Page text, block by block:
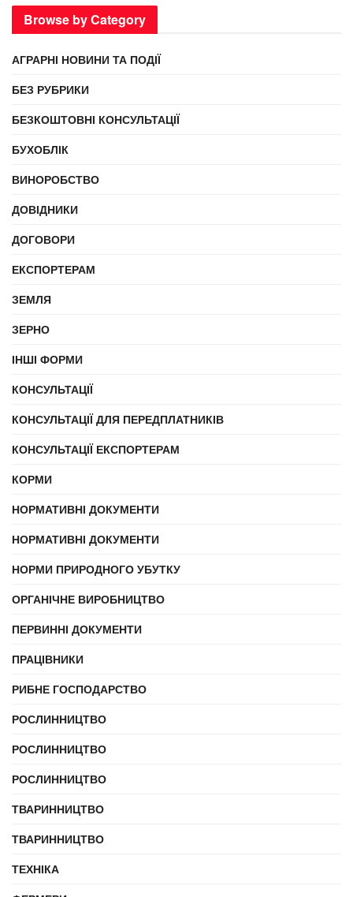
Browse by Category
АГРАРНІ НОВИНИ ТА ПОДІЇ
БЕЗ РУБРИКИ
БЕЗКОШТОВНІ КОНСУЛЬТАЦІЇ
БУХОБЛІК
ВИНОРОБСТВО
ДОВІДНИКИ
ДОГОВОРИ
ЕКСПОРТЕРАМ
ЗЕМЛЯ
ЗЕРНО
ІНШІ ФОРМИ
КОНСУЛЬТАЦІЇ
КОНСУЛЬТАЦІЇ ДЛЯ ПЕРЕДПЛАТНИКІВ
КОНСУЛЬТАЦІЇ ЕКСПОРТЕРАМ
КОРМИ
НОРМАТИВНІ ДОКУМЕНТИ
НОРМАТИВНІ ДОКУМЕНТИ
НОРМИ ПРИРОДНОГО УБУТКУ
ОРГАНІЧНЕ ВИРОБНИЦТВО
ПЕРВИННІ ДОКУМЕНТИ
ПРАЦІВНИКИ
РИБНЕ ГОСПОДАРСТВО
РОСЛИННИЦТВО
РОСЛИННИЦТВО
РОСЛИННИЦТВО
ТВАРИННИЦТВО
ТВАРИННИЦТВО
ТЕХНІКА